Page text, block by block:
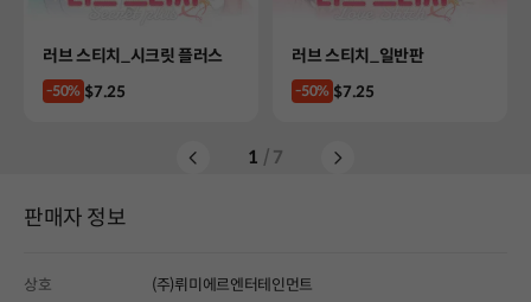
Product
러브 스티치_시크릿 플러스
-50% Price
$7.25
Product
러브 스티치_일반판
-50% Price
$7.25
1 / 7
판매자 정보
상호 (주)뤼미에르엔터테인먼트